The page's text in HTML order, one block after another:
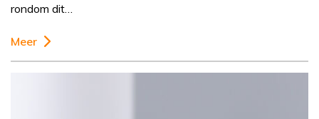
rondom dit…
Meer